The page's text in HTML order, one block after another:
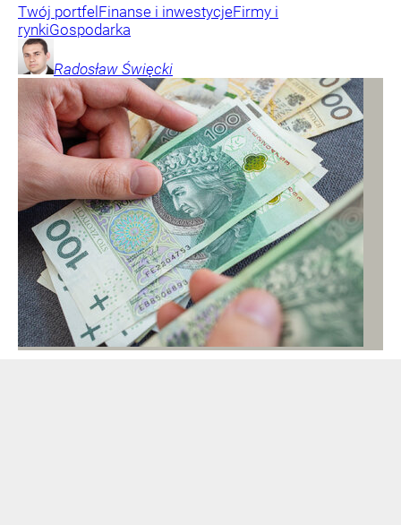
Twój portfelFinanse i inwestycjeFirmy i
rynkiGospodarka
Radosław Święcki